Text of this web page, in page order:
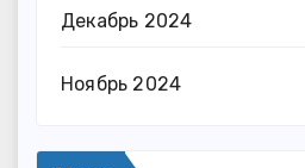
Декабрь 2024
Ноябрь 2024